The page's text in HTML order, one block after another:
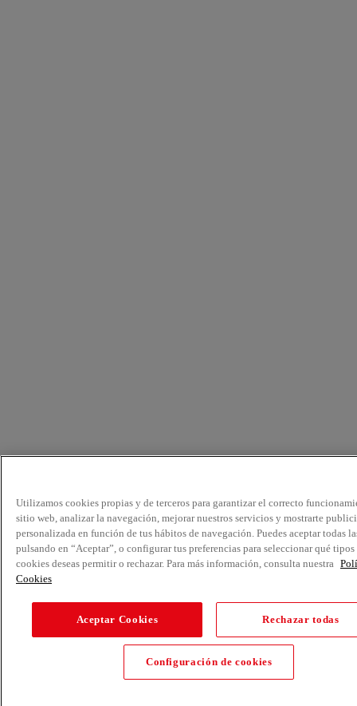
Utilizamos cookies propias y de terceros para garantizar el correcto
sitio web, analizar la navegación, mejorar nuestros servicios y mostrarte
personalizada en función de tus hábitos de navegación. Puedes aceptar todas
pulsando en “Aceptar”, o configurar tus preferencias para seleccionar qué tipos
cookies deseas permitir o rechazar. Para más información, consulta nuestra
Cookies
Aceptar Cookies Rechazar todas
Configuración de cookies